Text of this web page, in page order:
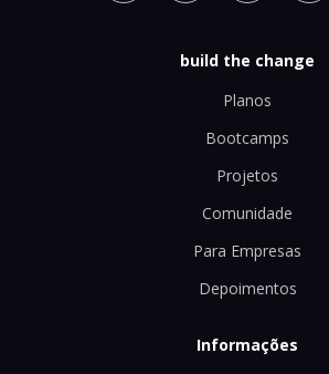
build the change
Planos
Bootcamps
Projetos
Comunidade
Para Empresas
Depoimentos
Informações